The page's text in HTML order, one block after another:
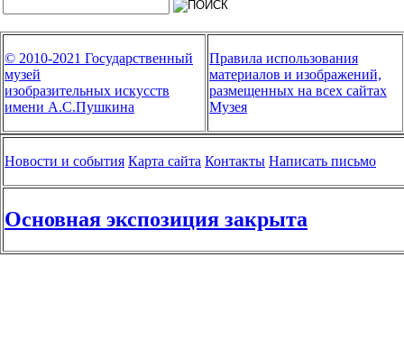
© 2010-2021 Государственный
музей
изобразительных искусств
имени А.С.Пушкина
Правила использования
материалов и изображений,
размещенных на всех сайтах
Музея
Новости и события Карта сайта Контакты Написать письмо
Основная экспозиция закрыта